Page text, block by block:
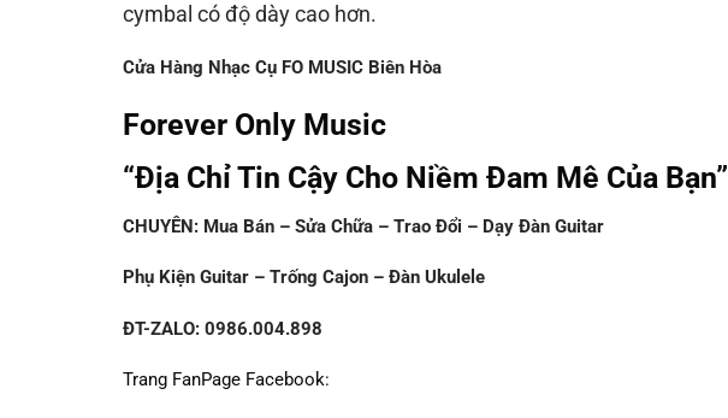
cymbal có độ dày cao hơn.
Cửa Hàng Nhạc Cụ FO MUSIC Biên Hòa
Forever Only Music
“Địa Chỉ Tin Cậy Cho Niềm Đam Mê Của Bạn”
CHUYÊN: Mua Bán – Sửa Chữa – Trao Đổi – Dạy Đàn Guitar
Phụ Kiện Guitar – Trống Cajon – Đàn Ukulele
ĐT-ZALO: 0986.004.898
Trang FanPage Facebook: